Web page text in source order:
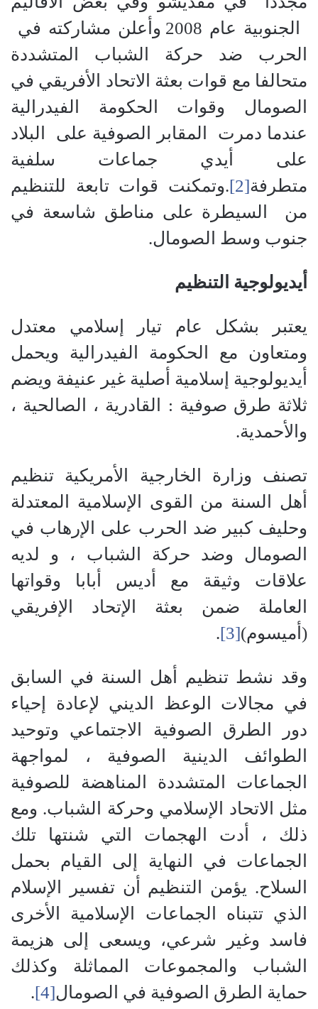
الجنوبية عام 2008 وأعلن مشاركته في
الحرب ضد حركة الشباب المتشددة
متحالفا مع قوات بعثة الاتحاد الأفريقي في
الصومال وقوات الحكومة الفيدرالية
عندما دمرت المقابر الصوفية على البلاد
على أيدي جماعات سلفية
متطرفة[2]
.وتمكنت قوات تابعة للتنظيم
من السيطرة على مناطق شاسعة في
جنوب وسط الصومال.
أيديولوجية التنظيم
يعتبر بشكل عام تيار إسلامي معتدل
ومتعاون مع الحكومة الفيدرالية ويحمل
أيديولوجية إسلامية أصلية غير عنيفة ويضم
ثلاثة طرق صوفية : القادرية ، الصالحية ،
والأحمدية.
تصنف وزارة الخارجية الأمريكية تنظيم
أهل السنة من القوى الإسلامية المعتدلة
وحليف كبير ضد الحرب على الإرهاب في
الصومال وضد حركة الشباب ، و لديه
علاقات وثيقة مع أديس أبابا وقواتها
العاملة ضمن بعثة الإتحاد الإفريقي
(أميسوم)[3]
.
وقد نشط تنظيم أهل السنة في السابق
في مجالات الوعظ الديني لإعادة إحياء
دور الطرق الصوفية الاجتماعي وتوحيد
الطوائف الدينية الصوفية ، لمواجهة
الجماعات المتشددة المناهضة للصوفية
مثل الاتحاد الإسلامي وحركة الشباب. ومع
ذلك ، أدت الهجمات التي شنتها تلك
الجماعات في النهاية إلى القيام بحمل
السلاح. يؤمن التنظيم أن تفسير الإسلام
الذي تتبناه الجماعات الإسلامية الأخرى
فاسد وغير شرعي، ويسعى إلى هزيمة
الشباب والمجموعات المماثلة وكذلك
حماية الطرق الصوفية في الصومال[4]
.